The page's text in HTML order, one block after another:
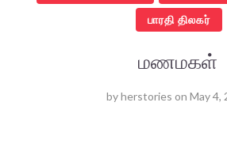
பாரதி திலகர்
மணமகள்
byherstories on May 4,